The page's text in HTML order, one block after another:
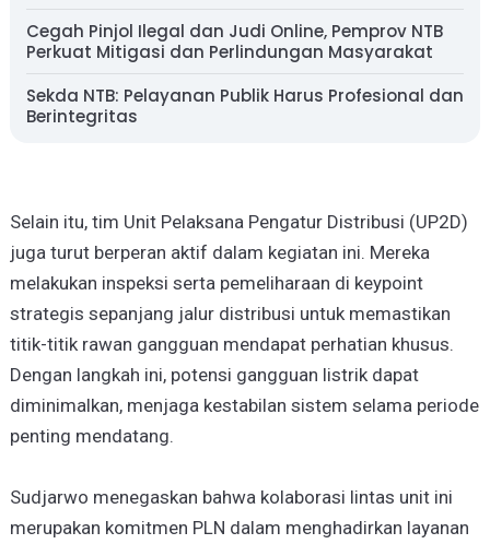
Cegah Pinjol Ilegal dan Judi Online, Pemprov NTB
Perkuat Mitigasi dan Perlindungan Masyarakat
Sekda NTB: Pelayanan Publik Harus Profesional dan
Berintegritas
Selain itu, tim Unit Pelaksana Pengatur Distribusi (UP2D)
juga turut berperan aktif dalam kegiatan ini. Mereka
melakukan inspeksi serta pemeliharaan di keypoint
strategis sepanjang jalur distribusi untuk memastikan
titik-titik rawan gangguan mendapat perhatian khusus.
Dengan langkah ini, potensi gangguan listrik dapat
diminimalkan, menjaga kestabilan sistem selama periode
penting mendatang.
Sudjarwo menegaskan bahwa kolaborasi lintas unit ini
merupakan komitmen PLN dalam menghadirkan layanan